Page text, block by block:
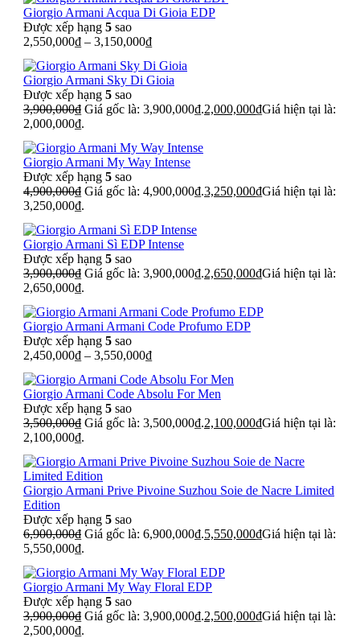
Giorgio Armani Acqua Di Gioia EDP
Được xếp hạng 5 sao
2,550,000₫ – 3,150,000₫
Giorgio Armani Sky Di Gioia
Được xếp hạng 5 sao
3,900,000₫ Giá gốc là: 3,900,000₫.2,000,000₫Giá hiện tại là:
2,000,000₫.
Giorgio Armani My Way Intense
Được xếp hạng 5 sao
4,900,000₫ Giá gốc là: 4,900,000₫.3,250,000₫Giá hiện tại là:
3,250,000₫.
Giorgio Armani Sì EDP Intense
Được xếp hạng 5 sao
3,900,000₫ Giá gốc là: 3,900,000₫.2,650,000₫Giá hiện tại là:
2,650,000₫.
Giorgio Armani Armani Code Profumo EDP
Được xếp hạng 5 sao
2,450,000₫ – 3,550,000₫
Giorgio Armani Code Absolu For Men
Được xếp hạng 5 sao
3,500,000₫ Giá gốc là: 3,500,000₫.2,100,000₫Giá hiện tại là:
2,100,000₫.
Giorgio Armani Prive Pivoine Suzhou Soie de Nacre Limited
Edition
Được xếp hạng 5 sao
6,900,000₫ Giá gốc là: 6,900,000₫.5,550,000₫Giá hiện tại là:
5,550,000₫.
Giorgio Armani My Way Floral EDP
Được xếp hạng 5 sao
3,900,000₫ Giá gốc là: 3,900,000₫.2,500,000₫Giá hiện tại là:
2,500,000₫.